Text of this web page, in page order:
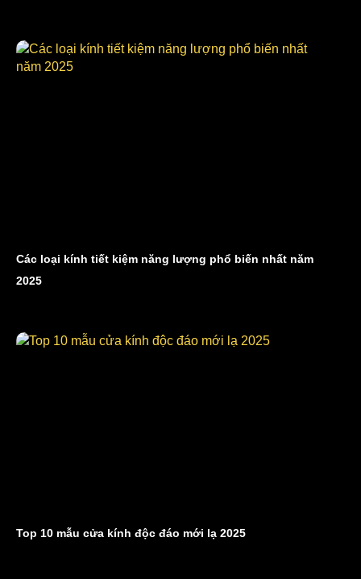
Các loại kính tiết kiệm năng lượng phổ biến nhất năm
2025
Top 10 mẫu cửa kính độc đáo mới lạ 2025